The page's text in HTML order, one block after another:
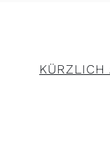
KÜRZLICH